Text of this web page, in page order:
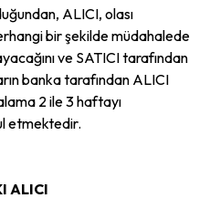
ALICI, olası
bir şekilde müdahalede
ve SATICI tarafından
banka tarafından ALICI
2 ile 3 haftayı
etmektedir.
ALICI